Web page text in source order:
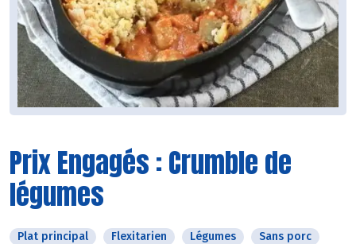
Prix Engagés : Crumble de
légumes
Plat principal Flexitarien Légumes
Sans porc